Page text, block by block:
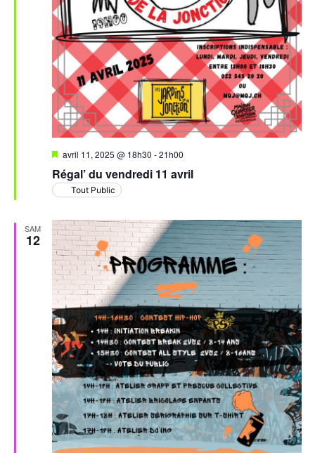
Régal’ du vendredi 11 avril
Mis
avant
avril 11, 2025 @ 18h30 -21h00
Tout Public
SAM
12